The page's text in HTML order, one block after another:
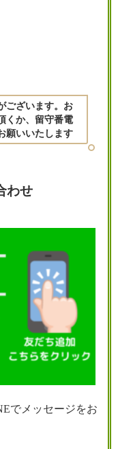
ございます。お
くか、留守番電
願いいたします
わせ
でメッセージをお